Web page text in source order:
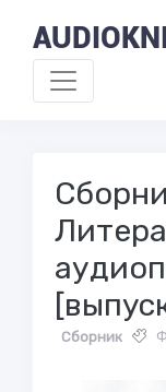
Сборник